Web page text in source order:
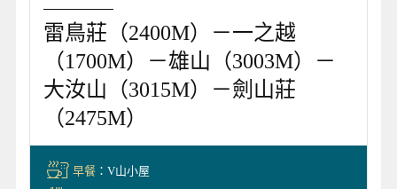
雷鳥莊（2400M）－一之越
（1700M）－雄山（3003M）－
大汝山（3015M）－劍山莊
（2475M）
早餐：V山小屋